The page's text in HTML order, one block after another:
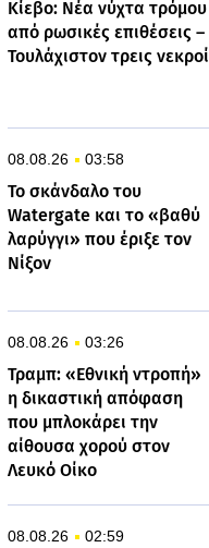
Κίεβο: Νέα νύχτα τρόμου
από ρωσικές επιθέσεις –
Τουλάχιστον τρεις νεκροί
08.08.26 03:58
Το σκάνδαλο του
Watergate και το «βαθύ
λαρύγγι» που έριξε τον
Νίξον
08.08.26 03:26
Τραμπ: «Εθνική ντροπή»
η δικαστική απόφαση
που μπλοκάρει την
αίθουσα χορού στον
Λευκό Οίκο
08.08.26 02:59